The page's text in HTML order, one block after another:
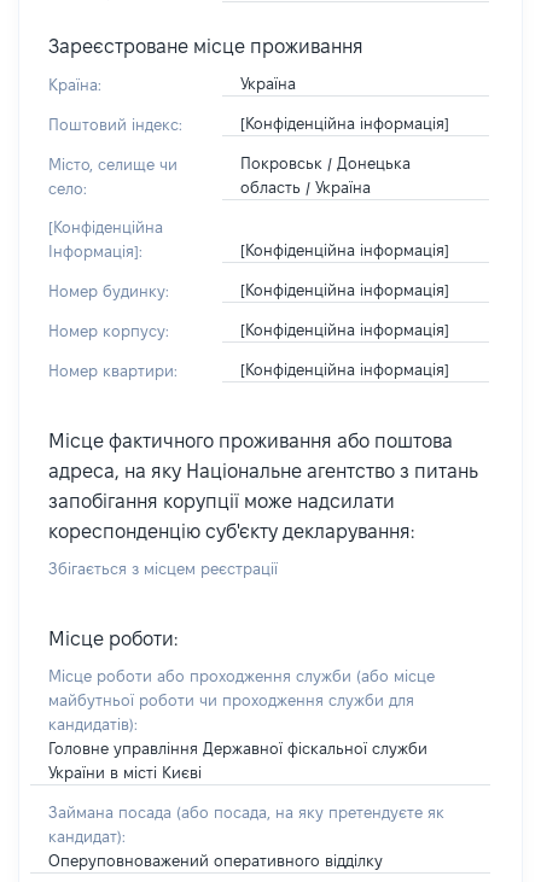
Зареєстроване місце проживання
Країна: Україна
Поштовий індекс: [Конфіденційна інформація]
Місто, селище чи
село:
Покровськ / Донецька
область / Україна
[Конфіденційна
Інформація]:
[Конфіденційна інформація]
Номер будинку: [Конфіденційна інформація]
Номер корпусу: [Конфіденційна інформація]
Номер квартири: [Конфіденційна інформація]
Місце фактичного проживання або поштова
адреса, на яку Національне агентство з питань
запобігання корупції може надсилати
кореспонденцію суб'єкту декларування:
Збігається з місцем реєстрації
Місце роботи:
Місце роботи або проходження служби (або місце
майбутньої роботи чи проходження служби для
кандидатів):
Головне управління Державної фіскальної служби
України в місті Києві
Займана посада (або посада, на яку претендуєте як
кандидат):
Оперуповноважений оперативного відділку